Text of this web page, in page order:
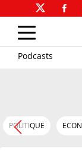
Podcasts
POLITIQUE